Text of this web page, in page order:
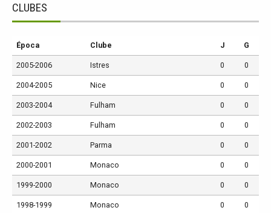
CLUBES
Época Clube J G
2005-2006 Istres 0 0
2004-2005 Nice 0 0
2003-2004 Fulham 0 0
2002-2003 Fulham 0 0
2001-2002 Parma 0 0
2000-2001 Monaco 0 0
1999-2000 Monaco 0 0
1998-1999 Monaco 0 0